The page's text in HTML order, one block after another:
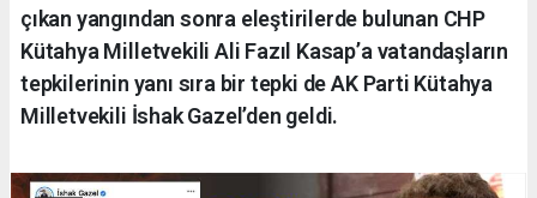
çıkan yangından sonra eleştirilerde bulunan CHP
Kütahya Milletvekili Ali Fazıl Kasap’a vatandaşların
tepkilerinin yanı sıra bir tepki de AK Parti Kütahya
Milletvekili İshak Gazel’den geldi.